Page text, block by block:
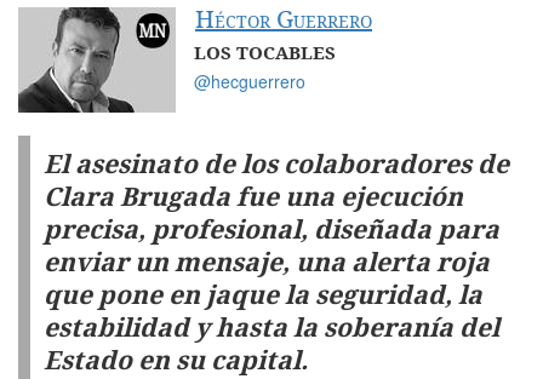
Héctor Guerrero
LOS TOCABLES
@hecguerrero
El asesinato de los colaboradores de
Clara Brugada fue una ejecución
precisa, profesional, diseñada para
enviar un mensaje, una alerta roja
que pone en jaque la seguridad, la
estabilidad y hasta la soberanía del
Estado en su capital.